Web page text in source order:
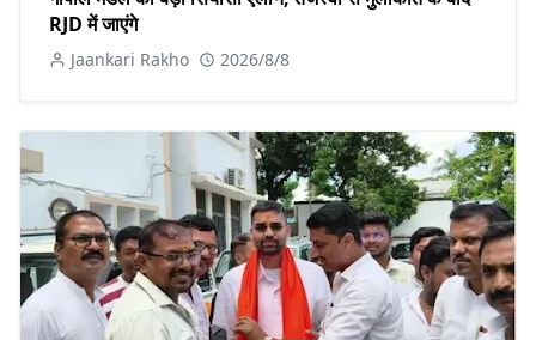
RJD में जाएंगे
Jaankari Rakho 2026/8/8